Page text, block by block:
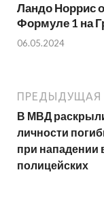
Ландо Норрис
Формуле 1 на
06.05.2024
ПРЕДЫДУЩАЯ
В МВД
личности
при нападении
полицейских